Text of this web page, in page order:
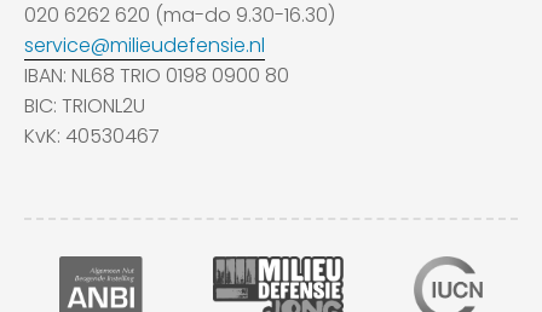
020 6262 620 (ma-do 9.30-16.30)
service@milieudefensie.nl
IBAN: NL68 TRIO 0198 0900 80
BIC: TRIONL2U
KvK: 40530467